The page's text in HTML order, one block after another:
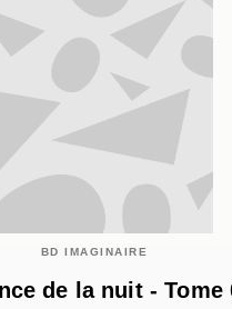
BD IMAGINAIRE
de la nuit - Tome